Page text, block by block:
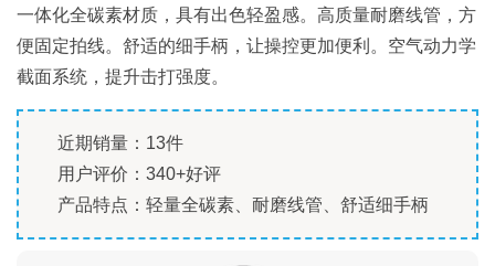
一体化全碳素材质，具有出色轻盈感。高质量耐磨线管，方
便固定拍线。舒适的细手柄，让操控更加便利。空气动力学
截面系统，提升击打强度。
近期销量：13件
用户评价：340+好评
产品特点：轻量全碳素、耐磨线管、舒适细手柄